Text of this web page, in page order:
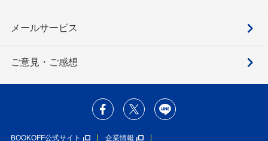
メールサービス
ご意見・ご感想
BOOKOFF公式サイト 企業情報